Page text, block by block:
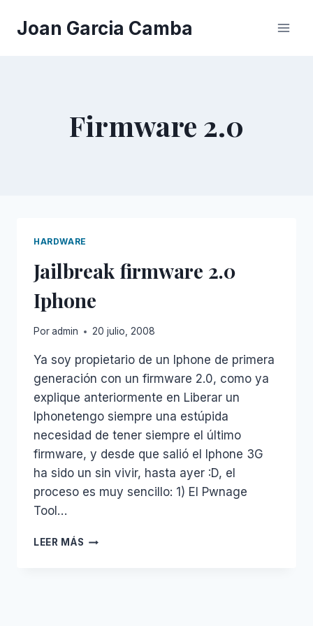
Joan Garcia Camba
Firmware 2.0
HARDWARE
Jailbreak firmware 2.0
Iphone
Poradmin 20 julio, 2008
Ya soy propietario de un Iphone de primera
generación con un firmware 2.0, como ya
explique anteriormente en Liberar un
Iphonetengo siempre una estúpida
necesidad de tener siempre el último
firmware, y desde que salió el Iphone 3G
ha sido un sin vivir, hasta ayer :D, el
proceso es muy sencillo: 1) El Pwnage
Tool…
LEER MÁS JAILBREAK